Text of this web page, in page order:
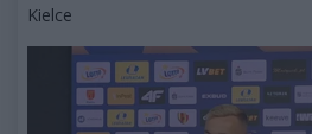
Kategorie artykułu:
Kielce